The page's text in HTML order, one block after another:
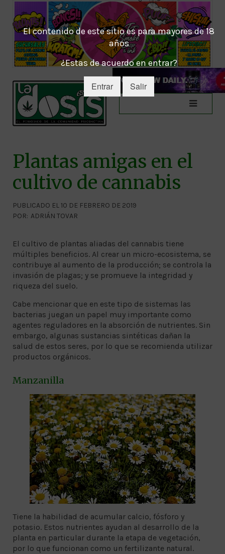
El contenido de este sitio es para mayores de 18
años
¿Estas de acuerdo en entrar?
Entrar Salir
Plantas amigas en el
cultivo de cannabis
PUBLICADO EL 10 DE FEBRERO DE 2019
POR: ADRIÁN TOVAR
El cultivo de plantas aliadas del cannabis tiene
múltiples beneficios. Al crear un micro-ecosistema, se
contribuye al aumento de la producción; se controla la
invasión de plagas; y se promueve la integridad y
riqueza del suelo.
Cabe mencionar que en este tipo de sistemas las
bacterias juegan un papel muy importante como
agentes reguladores en la absorción de nutrientes. Sin
embargo, algunas sustancias sintéticas dañan la
salud de estos seres, por lo que se recomienda utilizar
productos orgánicos.
Manzanilla
Tiene la habilidad de acumular calcio, fósforo y
potasio. Estos nutrientes ayudan al desarrollo de la
planta en particular durante la etapa de vegetación,
por lo que funcionan como un fertilizante natural.